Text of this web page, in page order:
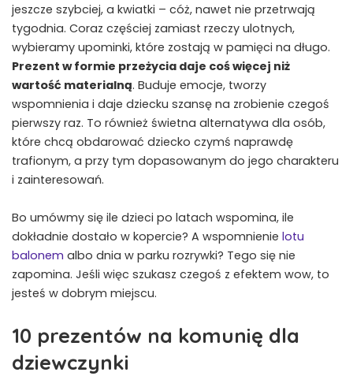
jeszcze szybciej, a kwiatki – cóż, nawet nie przetrwają
tygodnia. Coraz częściej zamiast rzeczy ulotnych,
wybieramy upominki, które zostają w pamięci na długo.
Prezent w formie przeżycia daje coś więcej niż
wartość materialną. Buduje emocje, tworzy
wspomnienia i daje dziecku szansę na zrobienie czegoś
pierwszy raz. To również świetna alternatywa dla osób,
które chcą obdarować dziecko czymś naprawdę
trafionym, a przy tym dopasowanym do jego charakteru
i zainteresowań.
Bo umówmy się ile dzieci po latach wspomina, ile
dokładnie dostało w kopercie? A wspomnienie lotu
balonem albo dnia w parku rozrywki? Tego się nie
zapomina. Jeśli więc szukasz czegoś z efektem wow, to
jesteś w dobrym miejscu.
10 prezentów na komunię dla
dziewczynki